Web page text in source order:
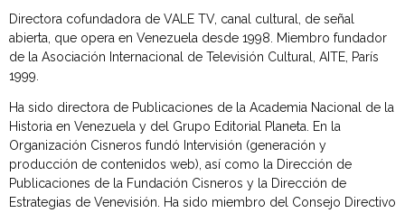
Directora cofundadora de VALE TV, canal cultural, de señal
abierta, que opera en Venezuela desde 1998. Miembro fundador
de la Asociación Internacional de Televisión Cultural, AITE, París
1999.
Ha sido directora de Publicaciones de la Academia Nacional de la
Historia en Venezuela y del Grupo Editorial Planeta. En la
Organización Cisneros fundó Intervisión (generación y
producción de contenidos web), así como la Dirección de
Publicaciones de la Fundación Cisneros y la Dirección de
Estrategias de Venevisión. Ha sido miembro del Consejo Directivo